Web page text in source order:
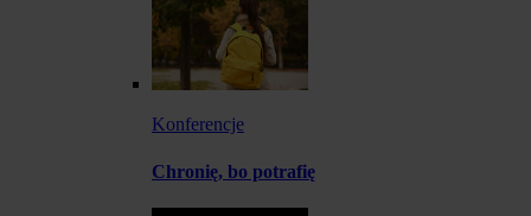
Konferencje
Chronię, bo potrafię